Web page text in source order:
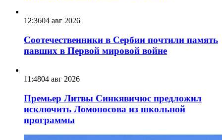
12:3604 авг 2026
Соотечественники в Сербии почтили память
павших в Первой мировой войне
11:4804 авг 2026
Премьер Литвы Синкявичюс предложил
исключить Ломоносова из школьной
программы